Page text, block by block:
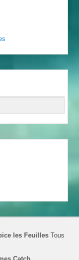
les Feuilles Tous